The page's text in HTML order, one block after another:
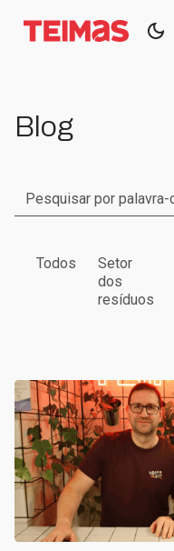
Blog
Todos
Setor
dos
resíduos